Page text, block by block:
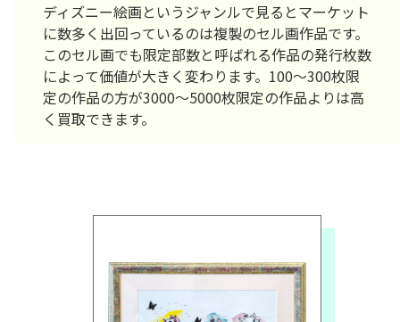
ディズニー絵画というジャンルで見るとマーケット
に数多く出回っているのは複製のセル画作品です。
このセル画でも限定部数と呼ばれる作品の発行枚数
によって価値が大きく変わります。100～300枚限
定の作品の方が3000～5000枚限定の作品よりは高
く買取できます。